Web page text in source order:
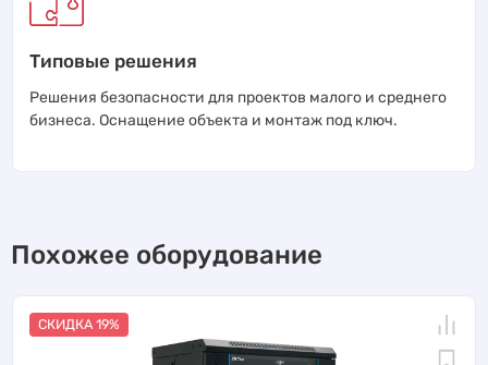
Типовые решения
Решения безопасности для проектов малого и среднего
бизнеса. Оснащение объекта и монтаж под ключ.
Похожее оборудование
СКИДКА 19%